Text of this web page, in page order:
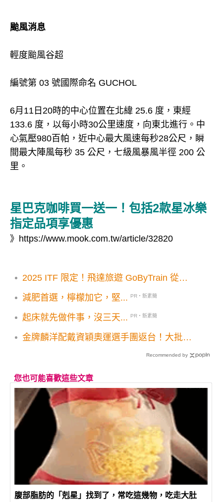
颱風消息
輕度颱風谷超
編號第 03 號國際命名 GUCHOL
6月11日20時的中心位置在北緯 25.6 度，東經
133.6 度，以每小時30公里速度，向東北進行。中
心氣壓980百帕，近中心最大風速每秒28公尺，瞬
間最大陣風每秒 35 公尺，七級風暴風半徑 200 公
里。
星巴克咖啡買一送一！包括2款星冰樂
指定品項享優惠
》 https://www.mook.com.tw/article/32820
2025 ITF 限定！飛達旅遊 GoByTrain 從理
火車自助旅行魅力
減肥首選，檸檬加它，堅... PR・新素簡
起床就先做件事，沒三天... PR・新素簡
金牌麟洋配戴資穎奧運選手團返台！大批粉
Recommended by
您也可能喜歡這些文章
腹部脂肪的「剋星」找到了，常吃這幾物，吃走大肚